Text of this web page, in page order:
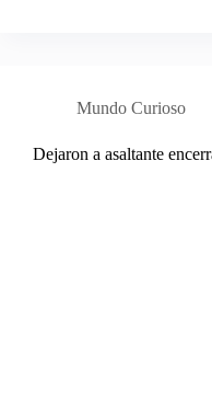
Mundo Curioso
Dejaron a asaltante